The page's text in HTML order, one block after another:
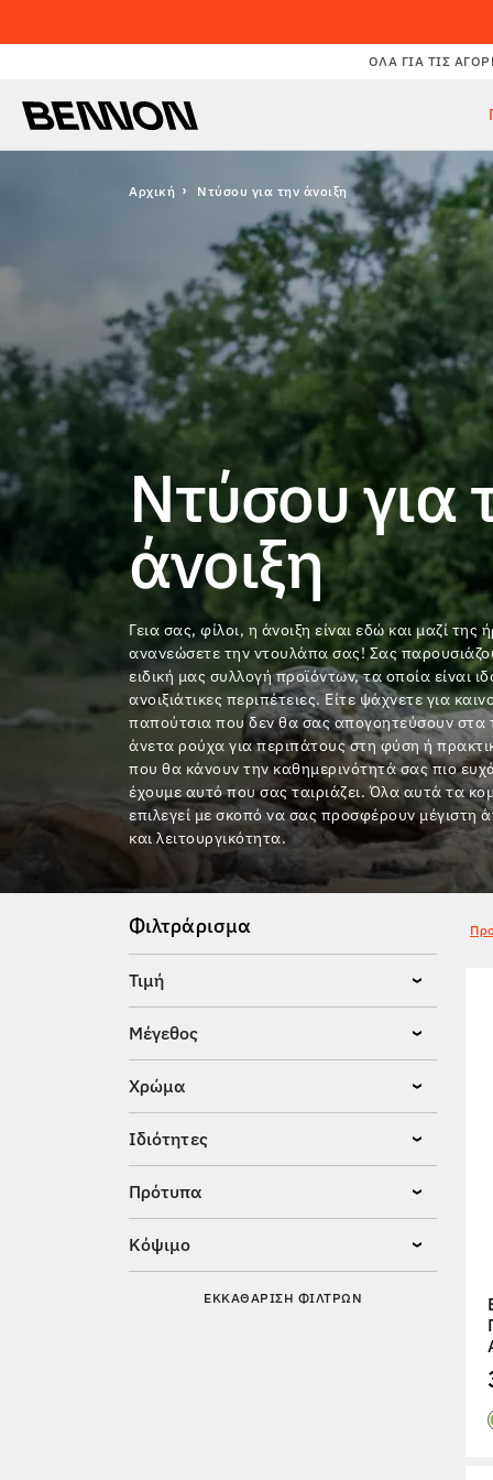
ΌΛΑ ΓΙΑ ΤΙΣ
Αρχική Ντύσου για την άνοιξη
Ντύσου για
άνοιξη
Γεια σας, φίλοι, η άνοιξη είναι εδώ και μαζί
ανανεώσετε την ντουλάπα σας! Σας
ειδική μας συλλογή προϊόντων, τα οποία είναι
ανοιξιάτικες περιπέτειες. Είτε ψάχνετε για
παπούτσια που δεν θα σας απογοητεύσουν στα
άνετα ρούχα για περιπάτους στη φύση ή
που θα κάνουν την καθημερινότητά σας πιο
έχουμε αυτό που σας ταιριάζει. Όλα αυτά τα
επιλεγεί με σκοπό να σας προσφέρουν μέγιστη
και λειτουργικότητα.
Φιλτράρισμα
Τιμή
Μέγεθος
Χρώμα
Ιδιότητες
Πρότυπα
Κόψιμο
ΕΚΚΑΘΆΡΙΣΗ ΦΊΛΤΡΩΝ